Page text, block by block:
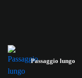
Passaggio lungo